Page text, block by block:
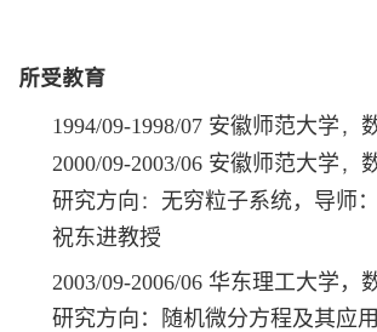
所受教育
1994/09-1998/07 安徽师范大学 ，
2000/09-2003/06 安徽师范大学 ，
研究方向 ： 无穷粒子系统，导师：
祝东进教授
2003/09-2006/06 华东理工大学，
研究方向：随机微分方程及其应